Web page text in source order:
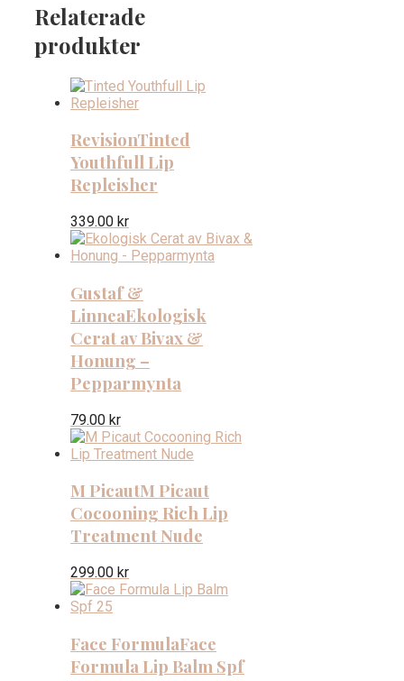
Relaterade
produkter
RevisionTinted
Youthfull Lip
Repleisher
339.00 kr
Gustaf &
LinneaEkologisk
Cerat av Bivax &
Honung –
Pepparmynta
79.00 kr
M PicautM Picaut
Cocooning Rich Lip
Treatment Nude
299.00 kr
Face FormulaFace
Formula Lip Balm Spf